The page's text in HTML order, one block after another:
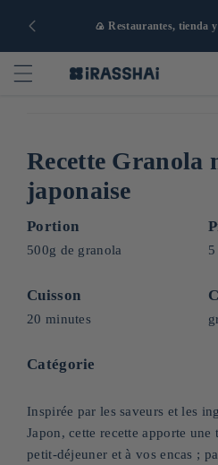
🍙 Restaurantes, tienda
Recette Granola
japonaise
Portion
500g de granola
Cuisson
20 minutes
Catégorie
Inspirée par les saveurs et les
Japon, cette recette apporte une
petit-déjeuner et à vos encas ;